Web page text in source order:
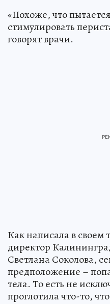
«Похоже, что
стимулировать
говорят врачи.
Как написала в своем
директор
Светлана Соколова,
предположение –
тела. То есть не
проглотила что-то,